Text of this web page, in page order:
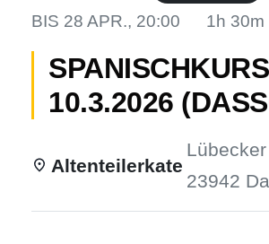
BIS 28 APR., 20:00 1h 30m
10.3.2026
Altenteilerkate
23942